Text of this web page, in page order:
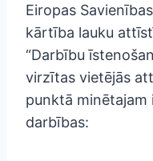
Eiropas
kārtība lauku
“Darbību
virzītas vietējās
punktā minētajam
darbības: